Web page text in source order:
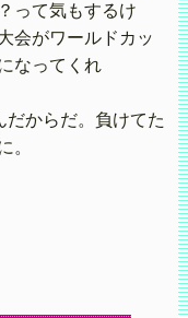
って気もするけ
会がワールドカッ
なってくれ
からだ。負けてた
。